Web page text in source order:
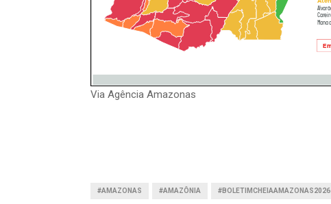
Via Agência Amazonas
#AMAZONAS #AMAZÔNIA #BOLETIMCHEIAAMAZONAS2026